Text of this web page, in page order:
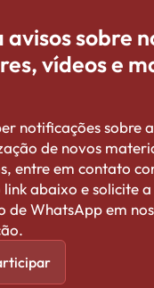
avisos sobre
vídeos e
notificações sobre a
de novos
entre em contato
abaixo e solicite
de WhatsApp em